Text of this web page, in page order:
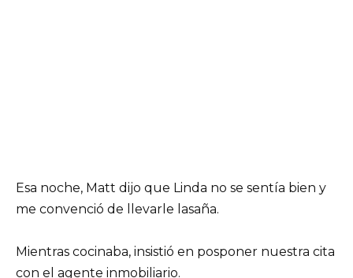
Esa noche, Matt dijo que Linda no se sentía bien y
me convenció de llevarle lasaña.
Mientras cocinaba, insistió en posponer nuestra cita
con el agente inmobiliario.